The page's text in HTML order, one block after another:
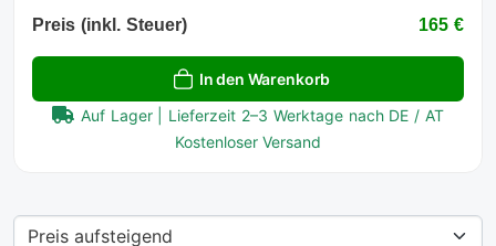
Preis (inkl. Steuer) 165 €
In den Warenkorb
Auf Lager | Lieferzeit 2–3 Werktage nach DE / AT
Kostenloser Versand